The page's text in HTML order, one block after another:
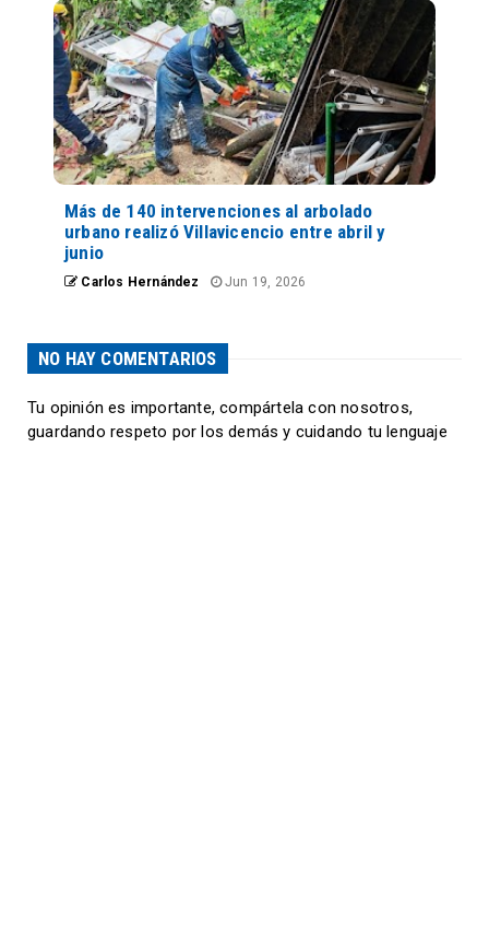
Más de 140 intervenciones al arbolado
urbano realizó Villavicencio entre abril y
junio
Carlos Hernández Jun 19, 2026
NO HAY COMENTARIOS
Tu opinión es importante, compártela con nosotros,
guardando respeto por los demás y cuidando tu lenguaje